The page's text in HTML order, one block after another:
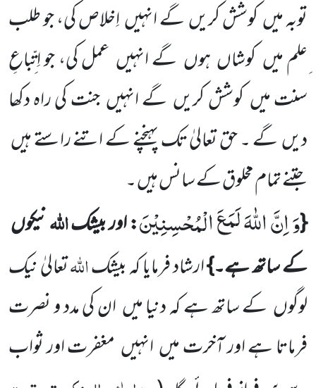
توبہ میںکوشش کریںگے انہیںاِخلاص کی، جو طلب
ِعلم میں کوشاںہوں گے انہیں عمل کی، جو اِتِّباعِ
سنت میںکوشش کریں گے انہیںجنت کی راہ دکھا
دیںگے ۔ حق تعالیٰ تک پہنچنے کے اتنے راستے ہیں
جتنے تمام مخلوق کے سانس ہیں ۔
{وَ اِنَّ اللّٰهَ لَمَعَ الْمُحْسِنِیْنَ: اور بیشکاللہنیکوں
کے ساتھ ہے۔}ارشاد فرمایا کہ بیشکاللہتعالیٰ نیک
لوگوں کے ساتھ ہے کہ دنیا میںان کی مدد و نصرت
فرماتا ہے اور آخرت میںانہیں مغفرت اور ثواب